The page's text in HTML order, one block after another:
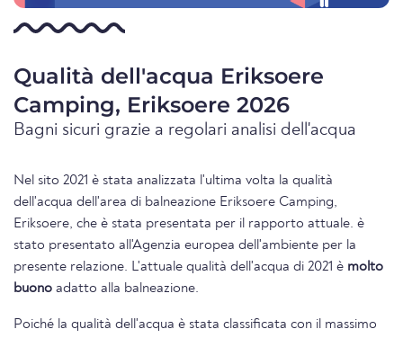
Qualità dell'acqua Eriksoere
Camping, Eriksoere 2026
Bagni sicuri grazie a regolari analisi dell'acqua
Nel sito 2021 è stata analizzata l'ultima volta la qualità
dell'acqua dell'area di balneazione Eriksoere Camping,
Eriksoere, che è stata presentata per il rapporto attuale. è
stato presentato all'Agenzia europea dell'ambiente per la
presente relazione. L'attuale qualità dell'acqua di 2021 è molto
buono adatto alla balneazione.
Poiché la qualità dell'acqua è stata classificata con il massimo